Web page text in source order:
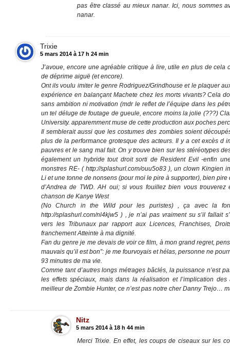
pas être classé au mieux nanar. Ici, nous sommes
nanar.
Trixie
5 mars 2014 à 17 h 24 min
J’avoue, encore une agréable critique à lire, utile en plus de cela
de déprime aiguë (et encore).
Ont ils voulu imiter le genre Rodriguez/Grindhouse et le plaquer
expérience en balançant Machete chez les morts vivants? Cela
sans ambition ni motivation (mdr le reflet de l’équipe dans les
un tel déluge de foutage de gueule, encore moins la jolie (???)
University. apparemment muse de cette production aux poches
Il semblerait aussi que les costumes des zombies soient
plus de la performance grotesque des acteurs. Il y a cet excès d
pauvres et le sang mal fait. On y trouve bien sur les stéréotypes
également un hybride tout droit sorti de Resident Evil -enfin
monstres RE- ( http://splashurl.com/ouu5o83 ), un clown Kingien
Li et une tonne de nonsens (pour moi le pire à supporter), bien
d’Andrea de TWD. AH oui; si vous fouillez bien vous
chanson de Kanye West
(No Church in the Wild pour les puristes) , ça avec la
http://splashurl.com/nl4kjw5 ) , je n’ai pas vraiment su s’il fallait
vers les Tribunaux par rapport aux Licences, Franchises,
franchement Atteinte à ma dignité.
Fan du genre je me devais de voir ce film, à mon grand regret,
mauvais qu’il est bon”: je me fourvoyais et hélas, personne ne
93 minutes de ma vie.
Comme tant d’autres longs métrages bâclés, la puissance n’est
les effets spéciaux, mais dans la réalisation et l’implication
meilleur de Zombie Hunter, ce n’est pas notre cher Danny Trejo…
Nitz
5 mars 2014 à 18 h 44 min
Merci Trixie. En effet, les coups de ciseaux sur les